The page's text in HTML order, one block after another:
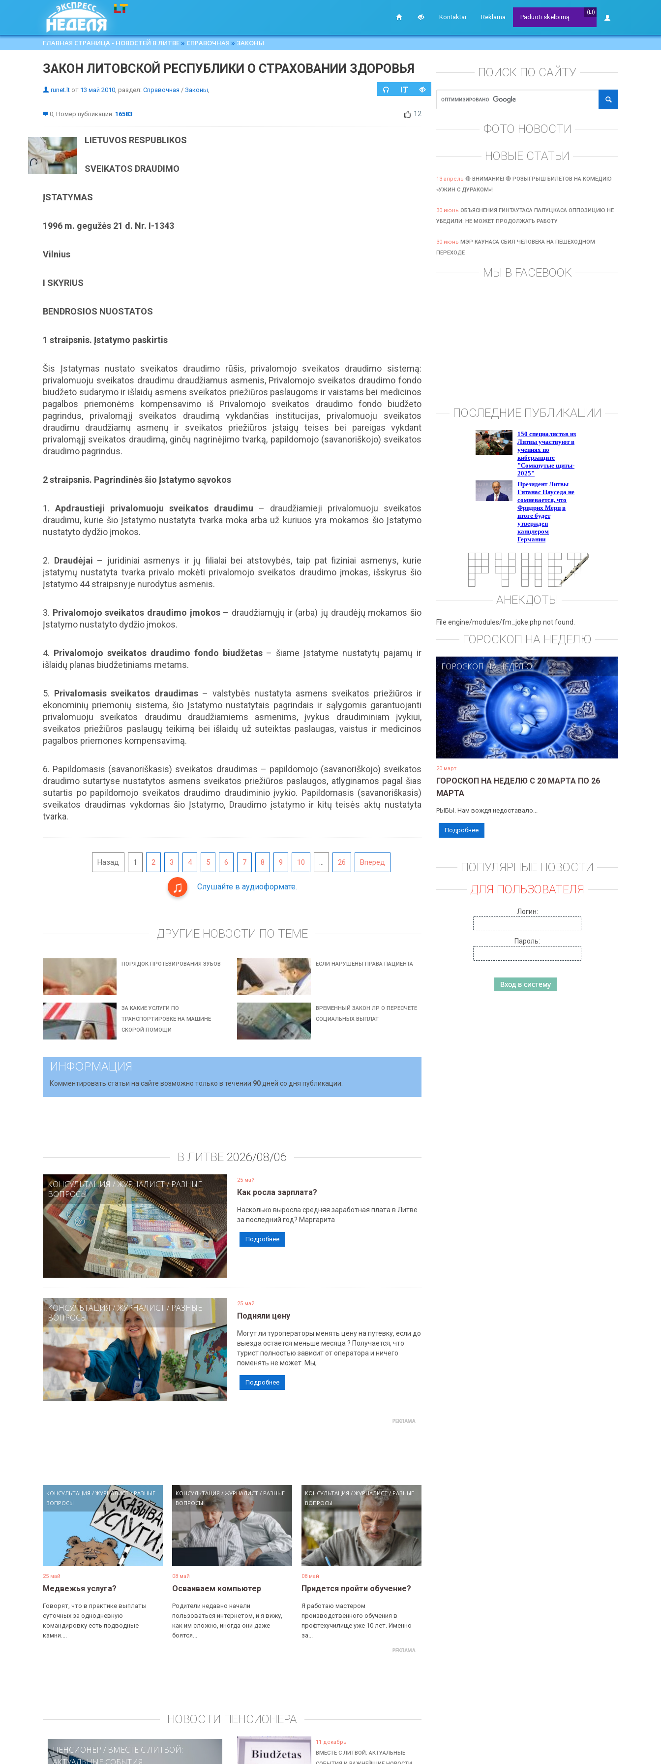
Kontaktai Reklama
(Lt)
Paduoti skelbimą
ГЛАВНАЯ СТРАНИЦА - НОВОСТЕЙ В ЛИТВЕ » СПРАВОЧНАЯ » ЗАКОНЫ
ЗАКОН ЛИТОВСКОЙ РЕСПУБЛИКИ О СТРАХОВАНИИ ЗДОРОВЬЯ
runet.lt от 13 май 2010, раздел: Справочная / Законы,
0, Номер публикации: 16583 12
LIETUVOS RESPUBLIKOS
SVEIKATOS DRAUDIMO
ĮSTATYMAS
1996 m. gegužės 21 d. Nr. I-1343
Vilnius
I SKYRIUS
BENDROSIOS NUOSTATOS
1 straipsnis. Įstatymo paskirtis
Šis Įstatymas nustato sveikatos draudimo rūšis, privalomojo sveikatos draudimo sistemą:
privalomuoju sveikatos draudimu draudžiamus asmenis, Privalomojo sveikatos draudimo fondo
biudžeto sudarymo ir išlaidų asmens sveikatos priežiūros paslaugoms ir vaistams bei medicinos
pagalbos priemonėms kompensavimo iš Privalomojo sveikatos draudimo fondo biudžeto
pagrindus, privalomąjį sveikatos draudimą vykdančias institucijas, privalomuoju sveikatos
draudimu draudžiamų asmenų ir sveikatos priežiūros įstaigų teises bei pareigas vykdant
privalomąjį sveikatos draudimą, ginčų nagrinėjimo tvarką, papildomojo (savanoriškojo) sveikatos
draudimo pagrindus.
2 straipsnis. Pagrindinės šio Įstatymo sąvokos
1. Apdraustieji privalomuoju sveikatos draudimu – draudžiamieji privalomuoju sveikatos
draudimu, kurie šio Įstatymo nustatyta tvarka moka arba už kuriuos yra mokamos šio Įstatymo
nustatyto dydžio įmokos.
2. Draudėjai – juridiniai asmenys ir jų filialai bei atstovybės, taip pat fiziniai asmenys, kurie
įstatymų nustatyta tvarka privalo mokėti privalomojo sveikatos draudimo įmokas, išskyrus šio
Įstatymo 44 straipsnyje nurodytus asmenis.
3. Privalomojo sveikatos draudimo įmokos– draudžiamųjų ir (arba) jų draudėjų mokamos šio
Įstatymo nustatyto dydžio įmokos.
4. Privalomojo sveikatos draudimo fondo biudžetas– šiame Įstatyme nustatytų pajamų ir
išlaidų planas biudžetiniams metams.
5. Privalomasis sveikatos draudimas– valstybės nustatyta asmens sveikatos priežiūros ir
ekonominių priemonių sistema, šio Įstatymo nustatytais pagrindais ir sąlygomis garantuojanti
privalomuoju sveikatos draudimu draudžiamiems asmenims, įvykus draudiminiam įvykiui,
sveikatos priežiūros paslaugų teikimą bei išlaidų už suteiktas paslaugas, vaistus ir medicinos
pagalbos priemones kompensavimą.
6. Papildomasis (savanoriškasis) sveikatos draudimas – papildomojo (savanoriškojo) sveikatos
draudimo sutartyse nustatytos asmens sveikatos priežiūros paslaugos, atlyginamos pagal šias
sutartis po papildomojo sveikatos draudimo draudiminio įvykio. Papildomasis (savanoriškasis)
sveikatos draudimas vykdomas šio Įstatymo, Draudimo įstatymo ir kitų teisės aktų nustatyta
tvarka.
Назад 1 2 3 4 5 6 7 8 9 10 ... 26 Вперед
Слушайте в аудиоформате.
ДРУГИЕ НОВОСТИ ПО ТЕМЕ
ПОРЯДОК ПРОТЕЗИРОВАНИЯ ЗУБОВ ЕСЛИ НАРУШЕНЫ ПРАВА ПАЦИЕНТА
ЗА КАКИЕ УСЛУГИ ПО
ТРАНСПОРТИРОВКЕ НА МАШИНЕ
СКОРОЙ ПОМОЩИ
ВРЕМЕННЫЙ ЗАКОН ЛР О ПЕРЕСЧЕТЕ
СОЦИАЛЬНЫХ ВЫПЛАТ
ИНФОРМАЦИЯ
Комментировать статьи на сайте возможно только в течении 90 дней со дня публикации.
В ЛИТВЕ 2026/08/06
КОНСУЛЬТАЦИЯ /ЖУРНАЛИСТ/РАЗНЫЕ
ВОПРОСЫ
25 май
Как росла зарплата?
Насколько выросла средняя заработная плата в Литве
за последний год? Маргарита
Подробнее
КОНСУЛЬТАЦИЯ/ЖУРНАЛИСТ/ РАЗНЫЕ
ВОПРОСЫ
25 май
Подняли цену
Могут ли туроператоры менять цену на путевку, если до
выезда остается меньше месяца ? Получается, что
турист полностью зависит от оператора и ничего
поменять не может. Мы,
Подробнее
КОНСУЛЬТАЦИЯ / ЖУРНАЛИСТ/РАЗНЫЕ
ВОПРОСЫ
25 май
Медвежья услуга?
Говорят, что в практике выплаты
суточных за однодневную
командировку есть подводные
камни....
КОНСУЛЬТАЦИЯ /ЖУРНАЛИСТ / РАЗНЫЕ
ВОПРОСЫ
08 май
Осваиваем компьютер
Родители недавно начали
пользоваться интернетом, и я вижу,
как им сложно, иногда они даже
боятся...
КОНСУЛЬТАЦИЯ /ЖУРНАЛИСТ/ РАЗНЫЕ
ВОПРОСЫ
08 май
Придется пройти обучение?
Я работаю мастером
производственного обучения в
профтехучилище уже 10 лет. Именно
за...
НОВОСТИ ПЕНСИОНЕРА
ПЕНСИОНЕР / ВМЕСТЕ С ЛИТВОЙ:
11 декабрь
ВМЕСТЕ С ЛИТВОЙ: АКТУАЛЬНЫЕ
ПОИСК ПО САЙТУ
ФОТО НОВОСТИ
НОВЫЕ СТАТЬИ
13 апрель 🔴 ВНИМАНИЕ! 🔴 РОЗЫГРЫШ БИЛЕТОВ НА КОМЕДИЮ
«УЖИН С ДУРАКОМ»!
30 июнь ОБЪЯСНЕНИЯ ГИНТАУТАСА ПАЛУЦКАСА ОППОЗИЦИЮ НЕ
УБЕДИЛИ: НЕ МОЖЕТ ПРОДОЛЖАТЬ РАБОТУ
30 июнь МЭР КАУНАСА СБИЛ ЧЕЛОВЕКА НА ПЕШЕХОДНОМ
ПЕРЕХОДЕ
МЫ В FACEBOOK
ПОСЛЕДНИЕ ПУБЛИКАЦИИ
АНЕКДОТЫ
File engine/modules/fm_joke.php not found.
ГОРОСКОП НА НЕДЕЛЮ
ГОРОСКОП НА НЕДЕЛЮ
20 март
ГОРОСКОП НА НЕДЕЛЮ С 20 МАРТА ПО 26
МАРТА
РЫБЫ. Нам вождя недоставало...
Подробнее
ПОПУЛЯРНЫЕ НОВОСТИ
ДЛЯ ПОЛЬЗОВАТЕЛЯ
Логин:
Пароль: